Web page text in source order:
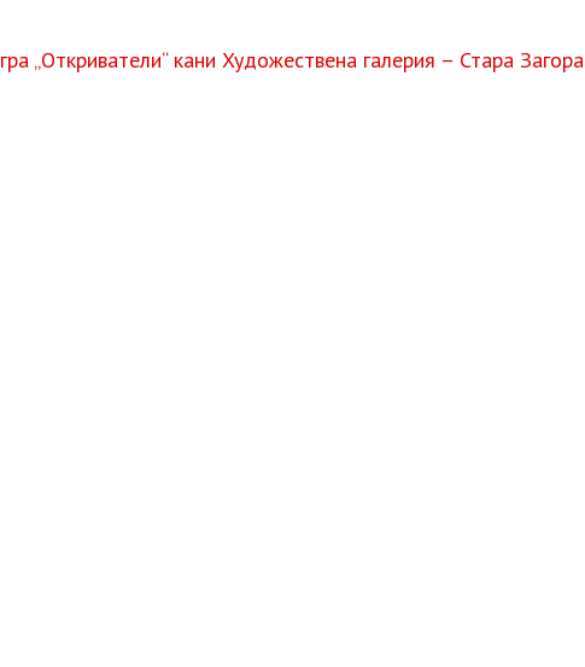
„Откриватели“ кани Художествена галерия – Стара Загора